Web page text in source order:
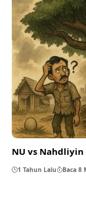
NU vs
1 Tahun Lalu Baca 8